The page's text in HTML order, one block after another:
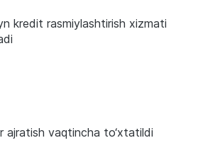
kredit rasmiylashtirish xizmati
ajratish vaqtincha to‘xtatildi